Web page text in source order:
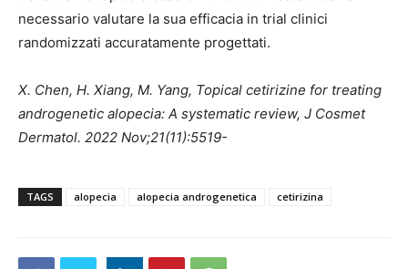
necessario valutare la sua efficacia in trial clinici
randomizzati accuratamente progettati.
X. Chen, H. Xiang, M. Yang, Topical cetirizine for treating
androgenetic alopecia: A systematic review, J Cosmet
Dermatol. 2022 Nov;21(11):5519-
TAGS alopecia alopecia androgenetica cetirizina